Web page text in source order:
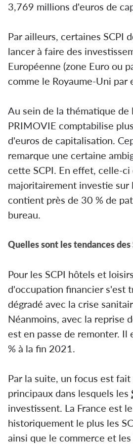
3,769 millions d'euros de
Par ailleurs, certaines SCPI
lancer à faire des
Européenne (zone Euro ou
comme le Royaume-Uni par
Au sein de la thématique de
PRIMOVIE comptabilise
d'euros de capitalisation.
remarque une certaine
cette SCPI. En effet, celle-ci
majoritairement investie sur
contient près de 30 % de
bureau.
Quelles sont les tendances
Pour les SCPI hôtels et
d'occupation financier s'est
dégradé avec la crise
Néanmoins, avec la reprise
est en passe de remonter. Il
% à la fin 2021.
Par la suite, un focus est fait
principaux dans lesquels les
investissent. La France est
historiquement le plus les
ainsi que le commerce et